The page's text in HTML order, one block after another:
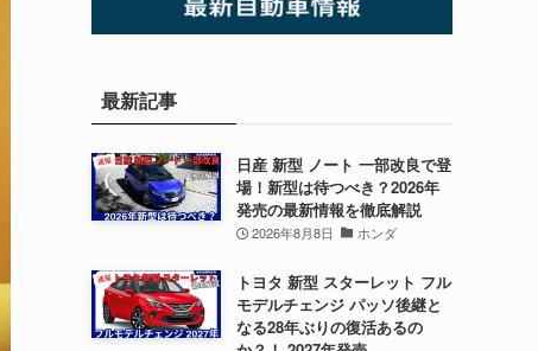
最新記事
日産 新型 ノート 一部改良で登
場！新型は待つべき？2026年
発売の最新情報を徹底解説
2026年8月8日 ホンダ
トヨタ 新型 スターレット フル
モデルチェンジ パッソ後継と
なる28年ぶりの復活あるの